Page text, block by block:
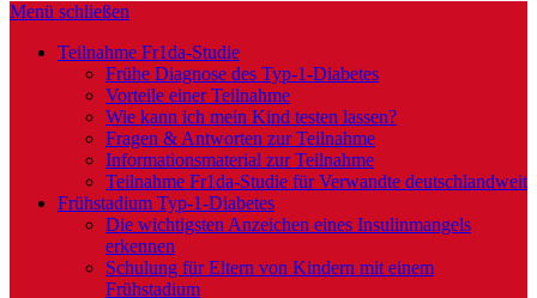
Menü schließen
Teilnahme Fr1da-Studie
Frühe Diagnose des Typ-1-Diabetes
Vorteile einer Teilnahme
Wie kann ich mein Kind testen lassen?
Fragen & Antworten zur Teilnahme
Informationsmaterial zur Teilnahme
Teilnahme Fr1da-Studie für Verwandte deutschlandweit
Frühstadium Typ-1-Diabetes
Die wichtigsten Anzeichen eines Insulinmangels
erkennen
Schulung für Eltern von Kindern mit einem
Frühstadium